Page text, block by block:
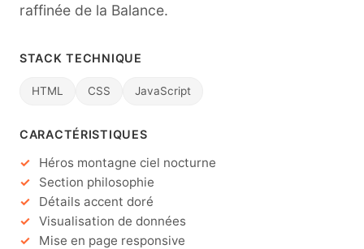
raffinée de la Balance.
STACK TECHNIQUE
HTML CSS JavaScript
CARACTÉRISTIQUES
Héros montagne ciel nocturne
Section philosophie
Détails accent doré
Visualisation de données
Mise en page responsive